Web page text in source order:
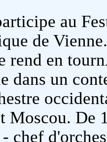
au
de
rend en
dans un
Moscou.
chef